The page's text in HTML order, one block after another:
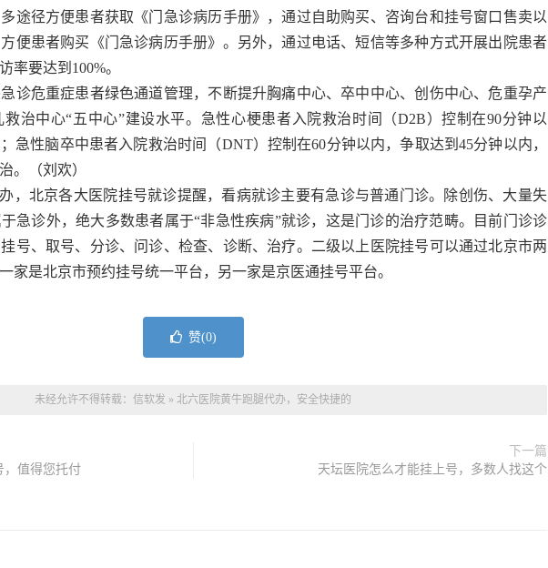
途径方便患者获取《门急诊病历手册》，通过自助购买、咨询台和挂号窗口售卖以
便患者购买《门急诊病历手册》。另外，通过电话、短信等多种方式开展出院患者
率要达到100%。
诊危重症患者绿色通道管理，不断提升胸痛中心、卒中中心、创伤中心、危重孕产
治中心“五中心”建设水平。急性心梗患者入院救治时间（D2B）控制在90分钟以
急性脑卒中患者入院救治时间（DNT）控制在60分钟以内，争取达到45分钟以内，
。（刘欢）
，北京各大医院挂号就诊提醒，看病就诊主要有急诊与普通门诊。除创伤、大量失
急诊外，绝大多数患者属于“非急性疾病”就诊，这是门诊的治疗范畴。目前门诊诊
号、取号、分诊、问诊、检查、诊断、治疗。二级以上医院挂号可以通过北京市两
家是北京市预约挂号统一平台，另一家是京医通挂号平台。
赞(0)
未经允许不得转载： 信软发 » 北六医院黄牛跑腿代办，安全快捷的
，值得您托付
下一篇
天坛医院怎么才能挂上号，多数人找这个